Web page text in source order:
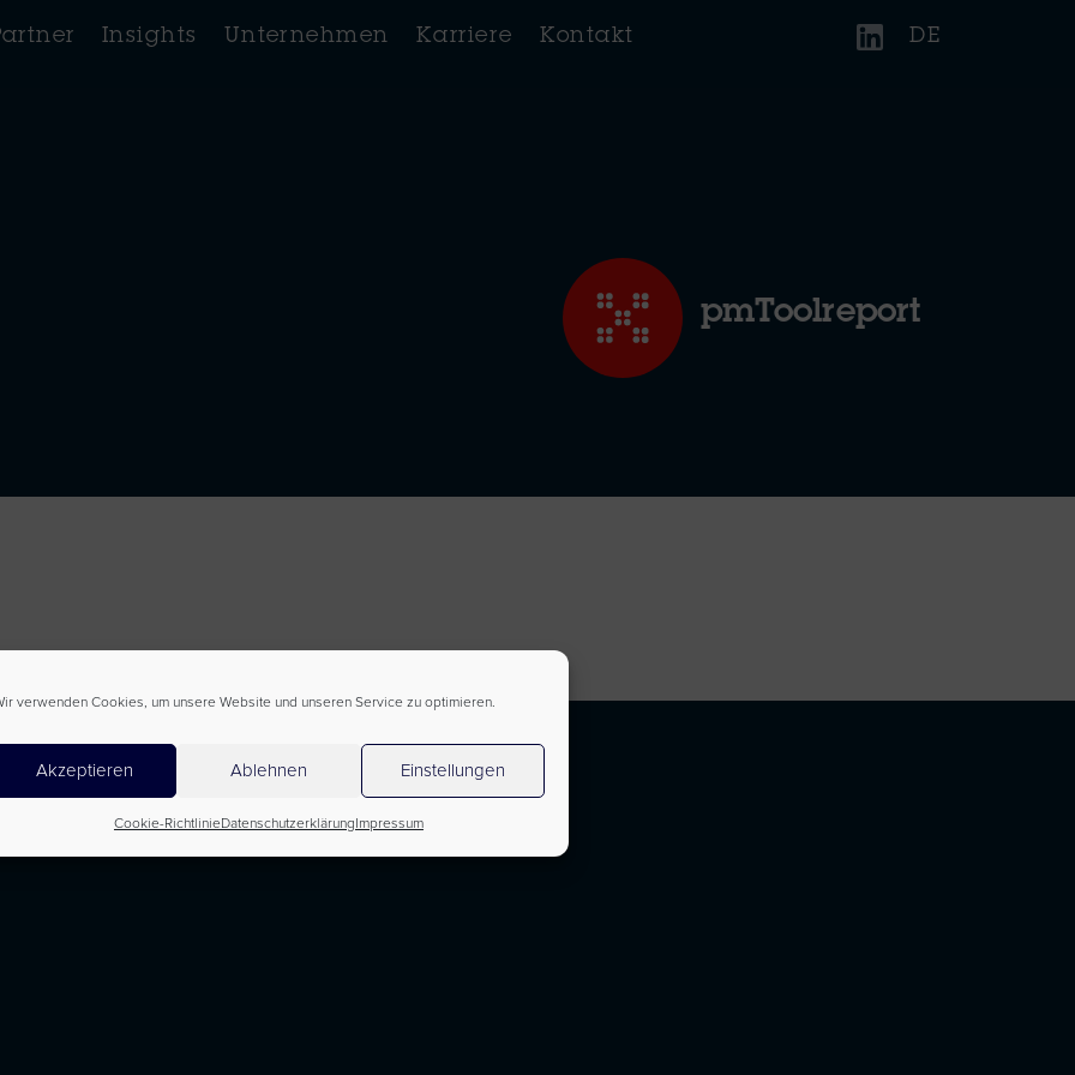
verwenden Cookies, um unsere Website und unseren Service zu optimieren.
Akzeptieren Ablehnen Einstellungen
Cookie-RichtlinieDatenschutzerklärung Impressum
Insights Unternehmen Karriere Kontakt DE
pmToolreport